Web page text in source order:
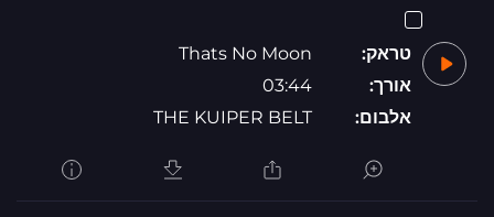
טראק:
Thats No Moon
אורך:
03:44
אלבום:
THE KUIPER BELT